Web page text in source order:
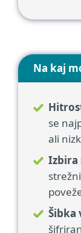
Na kaj
se
ali
Izbira
Šibka